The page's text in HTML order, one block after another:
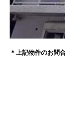
＊上記物件のお問